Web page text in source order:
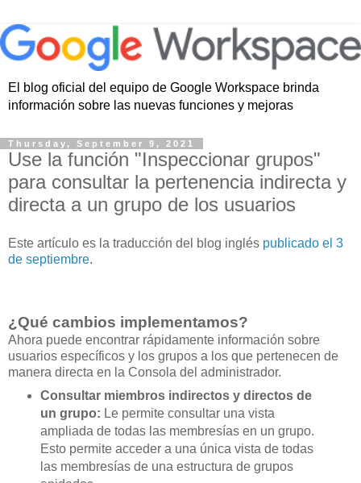
El blog oficial del equipo de Google Workspace brinda
información sobre las nuevas funciones y mejoras
Thursday, September 9, 2021
Use la función "Inspeccionar grupos"
para consultar la pertenencia indirecta y
directa a un grupo de los usuarios
Este artículo es la traducción del blog inglés publicado el 3
de septiembre.
¿Qué cambios implementamos?
Ahora puede encontrar rápidamente información sobre
usuarios específicos y los grupos a los que pertenecen de
manera directa en la Consola del administrador.
Consultar miembros indirectos y directos de
un grupo: Le permite consultar una vista
ampliada de todas las membresías en un grupo.
Esto permite acceder a una única vista de todas
las membresías de una estructura de grupos